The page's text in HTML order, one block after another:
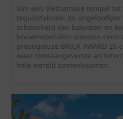
Van een Vietnamese tempel
tequilafabriek: de
schoonheid van baksteen en
bouwmaterialen stonden
prestigieuze BRICK AWARD 26
waar toonaangevende
hele wereld samenkwamen.